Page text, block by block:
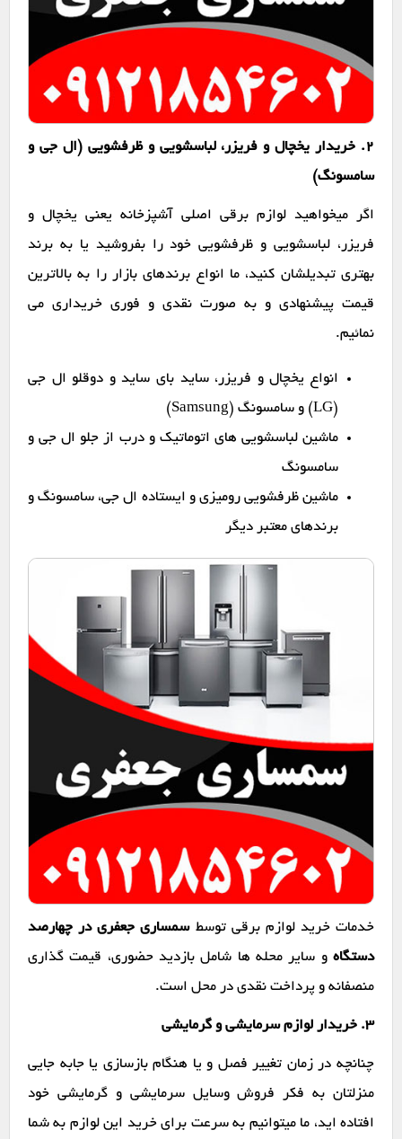
2. خریدار یخچال و فریزر، لباسشویی و ظرفشویی (ال جی و
سامسونگ)
اگر میخواهید لوازم برقی اصلی آشپزخانه یعنی یخچال و
فریزر، لباسشویی و ظرفشویی خود را بفروشید یا به برند
بهتری تبدیلشان کنید، ما انواع برندهای بازار را به بالاترین
قیمت پیشنهادی و به صورت نقدی و فوری خریداری می
نمائیم.
انواع یخچال و فریزر، ساید بای ساید و دوقلو ال جی
(LG) و سامسونگ (Samsung)
ماشین لباسشویی های اتوماتیک و درب از جلو ال جی و
سامسونگ
ماشین ظرفشویی رومیزی و ایستاده ال جی، سامسونگ و
برندهای معتبر دیگر
خدمات خرید لوازم برقی توسطسمساری جعفری در چهارصد
دستگاه و سایر محله ها شامل بازدید حضوری، قیمت گذاری
منصفانه و پرداخت نقدی در محل است.
۳. خریدار لوازم سرمایشی و گرمایشی
چنانچه در زمان تغییر فصل و یا هنگام بازسازی یا جابه جایی
منزلتان به فکر فروش وسایل سرمایشی و گرمایشی خود
افتاده اید، ما میتوانیم به سرعت برای خرید این لوازم به شما